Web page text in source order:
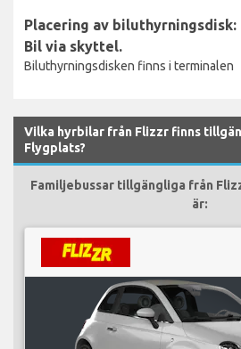
Placering av biluthyrningsdisk:
Bil via skyttel.
Biluthyrningsdisken finns i terminalen
Vilka hyrbilar från Flizzr finns
Flygplats?
Familjebussar tillgängliga från
är: